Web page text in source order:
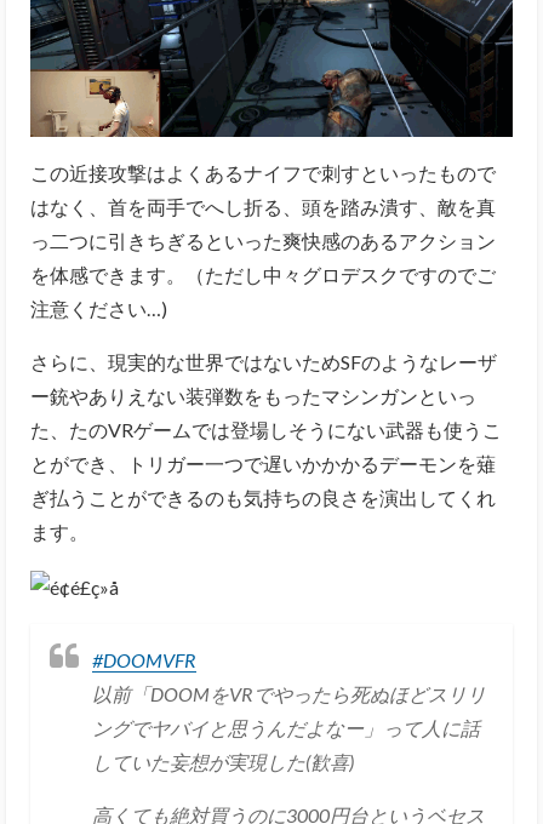
この近接攻撃はよくあるナイフで刺すといったもので
はなく、首を両手でへし折る、頭を踏み潰す、敵を真
っ二つに引きちぎるといった爽快感のあるアクション
を体感できます。（ただし中々グロデスクですのでご
注意ください…)
さらに、現実的な世界ではないためSFのようなレーザ
ー銃やありえない装弾数をもったマシンガンといっ
た、たのVRゲームでは登場しそうにない武器も使うこ
とができ、トリガー一つで遅いかかかるデーモンを薙
ぎ払うことができるのも気持ちの良さを演出してくれ
ます。
#DOOMVFR
以前「DOOMをVRでやったら死ぬほどスリリ
ングでヤバイと思うんだよなー」って人に話
していた妄想が実現した(歓喜)
高くても絶対買うのに3000円台というベセス